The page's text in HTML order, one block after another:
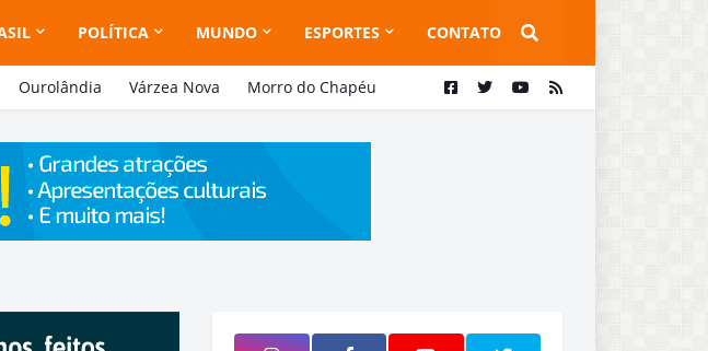
POLÍTICA MUNDO ESPORTES CONTATO
Ourolândia Várzea Nova Morro do Chapéu